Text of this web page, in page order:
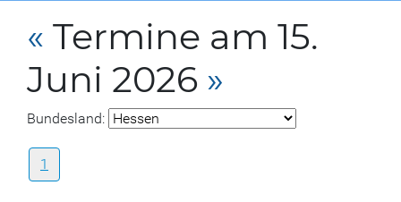
« Termine am 15.
Juni 2026 »
Bundesland:
1